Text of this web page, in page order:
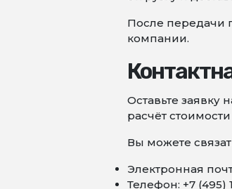
После передачи
компании.
Оставьте
расчёт
Вы можете
Электронная
Телефон: +7 (495)